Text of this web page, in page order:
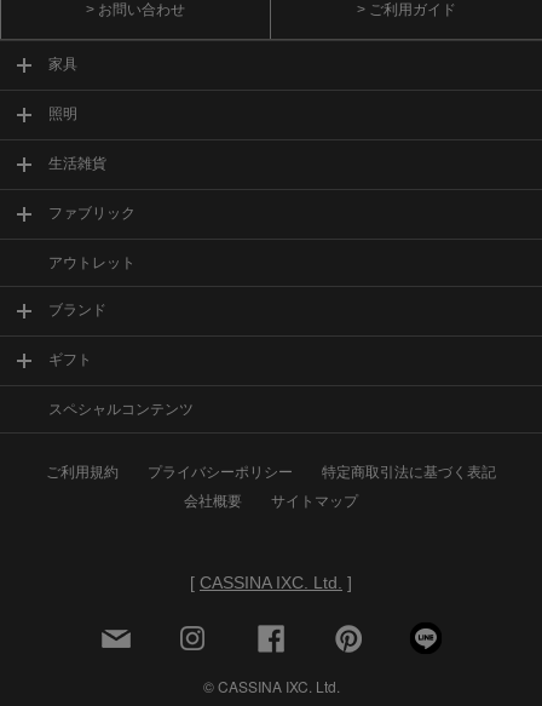
> お問い合わせ > ご利用ガイド
家具
照明
生活雑貨
ファブリック
アウトレット
ブランド
ギフト
スペシャルコンテンツ
ご利用規約 プライバシーポリシー
特定商取引法に基づく表記
会社概要
サイトマップ
[ CASSINA IXC. Ltd. ]
© CASSINA IXC. Ltd.